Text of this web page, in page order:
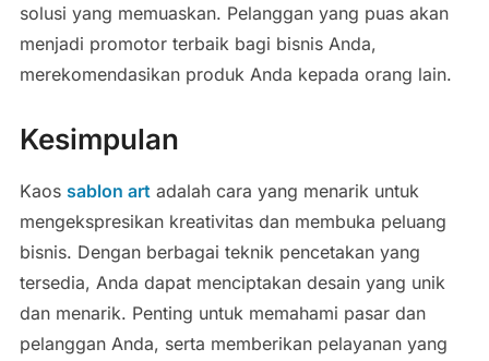
solusi yang memuaskan. Pelanggan yang puas akan
menjadi promotor terbaik bagi bisnis Anda,
merekomendasikan produk Anda kepada orang lain.
Kesimpulan
Kaos sablon art adalah cara yang menarik untuk
mengekspresikan kreativitas dan membuka peluang
bisnis. Dengan berbagai teknik pencetakan yang
tersedia, Anda dapat menciptakan desain yang unik
dan menarik. Penting untuk memahami pasar dan
pelanggan Anda, serta memberikan pelayanan yang